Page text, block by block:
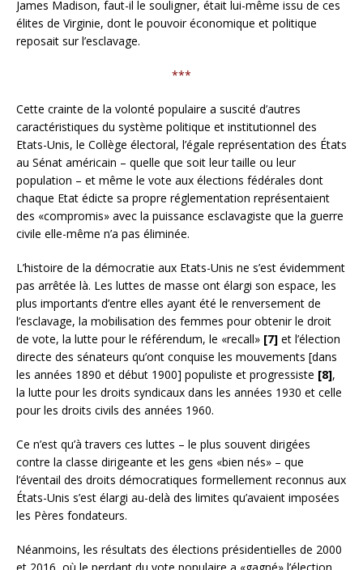
James Madison, faut-il le souligner, était lui-même issu de ces
élites de Virginie, dont le pouvoir économique et politique
reposait sur l’esclavage.
***
Cette crainte de la volonté populaire a suscité d’autres
caractéristiques du système politique et institutionnel des
Etats-Unis, le Collège électoral, l’égale représentation des États
au Sénat américain – quelle que soit leur taille ou leur
population – et même le vote aux élections fédérales dont
chaque Etat édicte sa propre réglementation représentaient
des «compromis» avec la puissance esclavagiste que la guerre
civile elle-même n’a pas éliminée.
L’histoire de la démocratie aux Etats-Unis ne s’est évidemment
pas arrêtée là. Les luttes de masse ont élargi son espace, les
plus importants d’entre elles ayant été le renversement de
l’esclavage, la mobilisation des femmes pour obtenir le droit
de vote, la lutte pour le référendum, le «recall» [7] et l’élection
directe des sénateurs qu’ont conquise les mouvements [dans
les années 1890 et début 1900] populiste et progressiste [8],
la lutte pour les droits syndicaux dans les années 1930 et celle
pour les droits civils des années 1960.
Ce n’est qu’à travers ces luttes – le plus souvent dirigées
contre la classe dirigeante et les gens «bien nés» – que
l’éventail des droits démocratiques formellement reconnus aux
États-Unis s’est élargi au-delà des limites qu’avaient imposées
les Pères fondateurs.
Néanmoins, les résultats des élections présidentielles de 2000